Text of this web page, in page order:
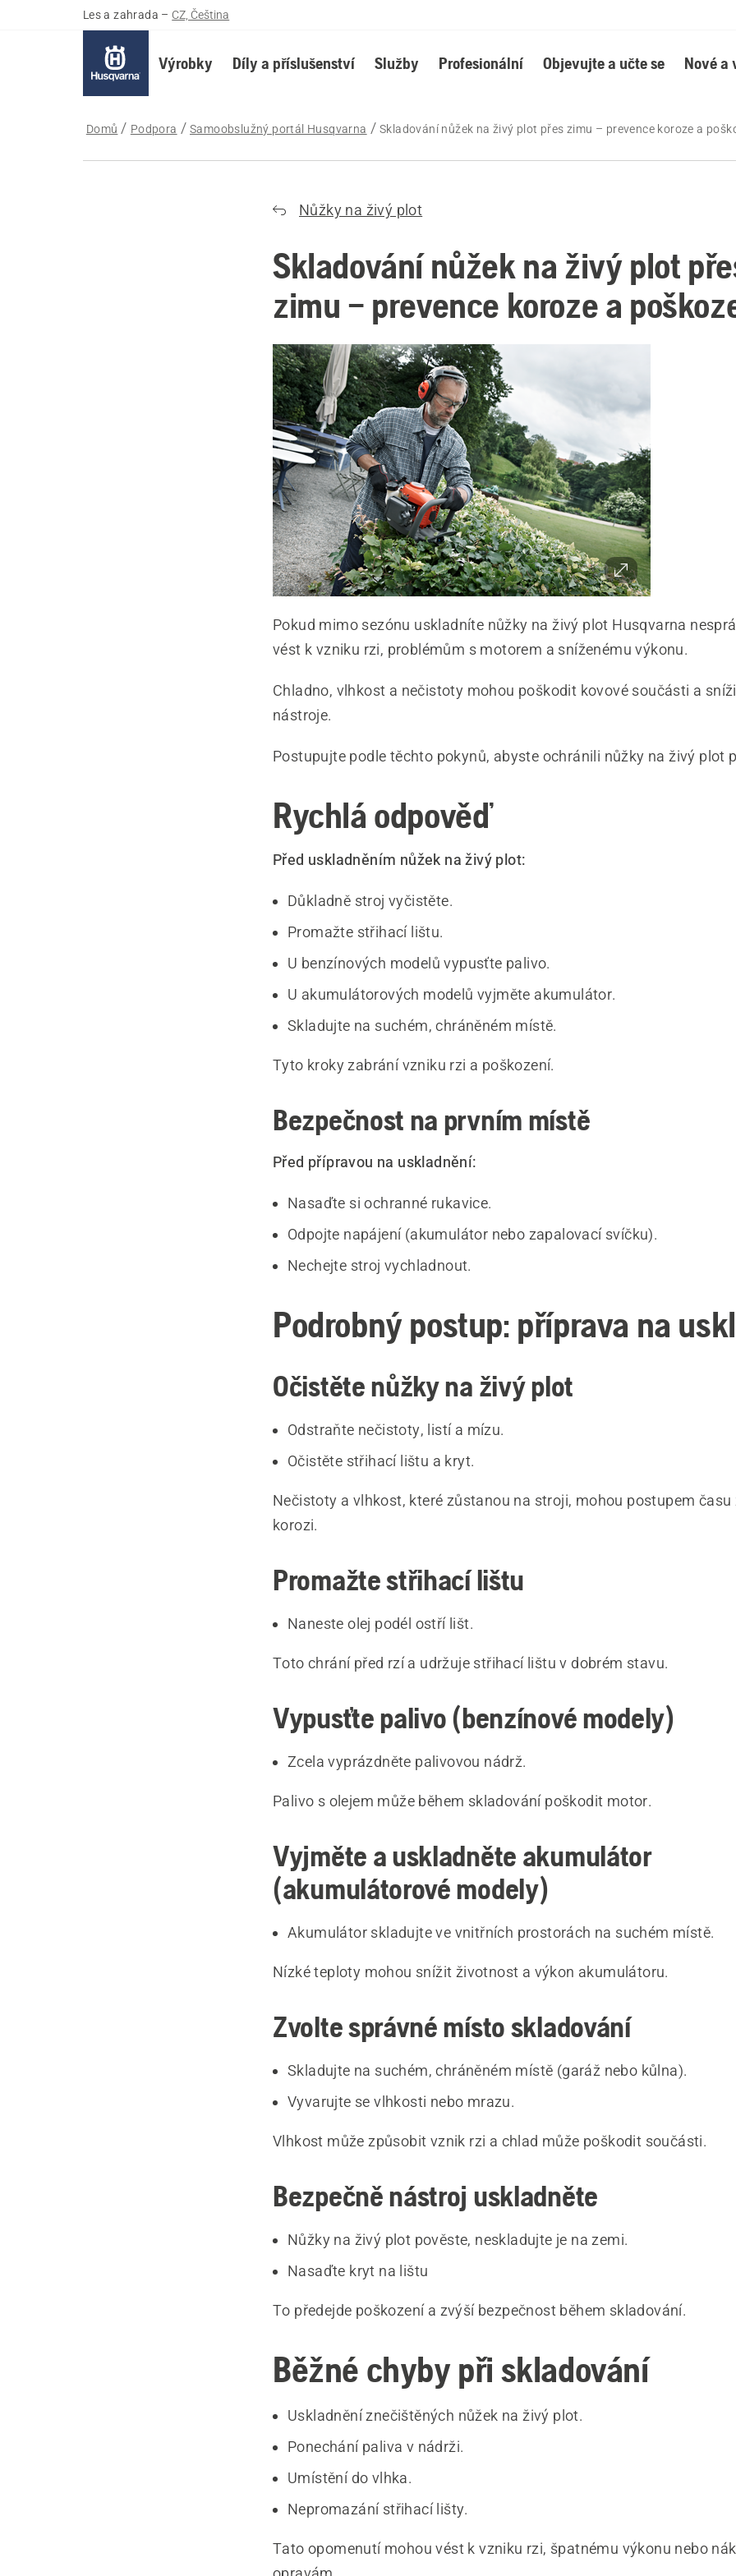
Les a zahrada – CZ, Čeština
Výrobky Díly a příslušenství Služby Profesionální Objevujte a učte se Nové a
Domů Podpora Samoobslužný portál Husqvarna Skladování nůžek na živý plot přes zimu – prevence koroze a
Nůžky na živý plot
Skladování nůžek na živý plot
zimu – prevence koroze a
Pokud mimo sezónu uskladníte nůžky na živý plot Husqvarna
vést k vzniku rzi, problémům s motorem a sníženému výkonu.
Chladno, vlhkost a nečistoty mohou poškodit kovové součásti a
nástroje.
Postupujte podle těchto pokynů, abyste ochránili nůžky na živý plot
Rychlá odpověď
Před uskladněním nůžek na živý plot:
Důkladně stroj vyčistěte.
Promažte střihací lištu.
U benzínových modelů vypusťte palivo.
U akumulátorových modelů vyjměte akumulátor.
Skladujte na suchém, chráněném místě.
Tyto kroky zabrání vzniku rzi a poškození.
Bezpečnost na prvním místě
Před přípravou na uskladnění:
Nasaďte si ochranné rukavice.
Odpojte napájení (akumulátor nebo zapalovací svíčku).
Nechejte stroj vychladnout.
Podrobný postup: příprava na
Očistěte nůžky na živý plot
Odstraňte nečistoty, listí a mízu.
Očistěte střihací lištu a kryt.
Nečistoty a vlhkost, které zůstanou na stroji, mohou postupem času
korozi.
Promažte střihací lištu
Naneste olej podél ostří lišt.
Toto chrání před rzí a udržuje střihací lištu v dobrém stavu.
Vypusťte palivo (benzínové modely)
Zcela vyprázdněte palivovou nádrž.
Palivo s olejem může během skladování poškodit motor.
Vyjměte a uskladněte akumulátor
(akumulátorové modely)
Akumulátor skladujte ve vnitřních prostorách na suchém místě.
Nízké teploty mohou snížit životnost a výkon akumulátoru.
Zvolte správné místo skladování
Skladujte na suchém, chráněném místě (garáž nebo kůlna).
Vyvarujte se vlhkosti nebo mrazu.
Vlhkost může způsobit vznik rzi a chlad může poškodit součásti.
Bezpečně nástroj uskladněte
Nůžky na živý plot pověste, neskladujte je na zemi.
Nasaďte kryt na lištu
To předejde poškození a zvýší bezpečnost během skladování.
Běžné chyby při skladování
Uskladnění znečištěných nůžek na živý plot.
Ponechání paliva v nádrži.
Umístění do vlhka.
Nepromazání střihací lišty.
Tato opomenutí mohou vést k vzniku rzi, špatnému výkonu nebo